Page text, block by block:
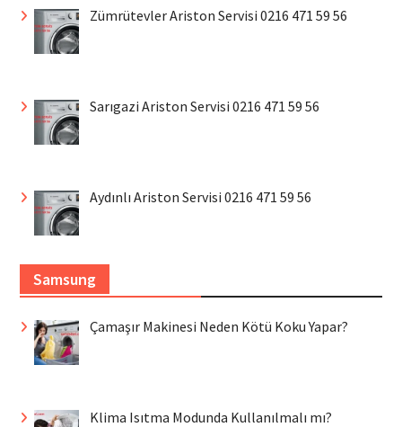
Zümrütevler Ariston Servisi 0216 471 59 56
Sarıgazi Ariston Servisi 0216 471 59 56
Aydınlı Ariston Servisi 0216 471 59 56
Samsung
Çamaşır Makinesi Neden Kötü Koku Yapar?
Klima Isıtma Modunda Kullanılmalı mı?